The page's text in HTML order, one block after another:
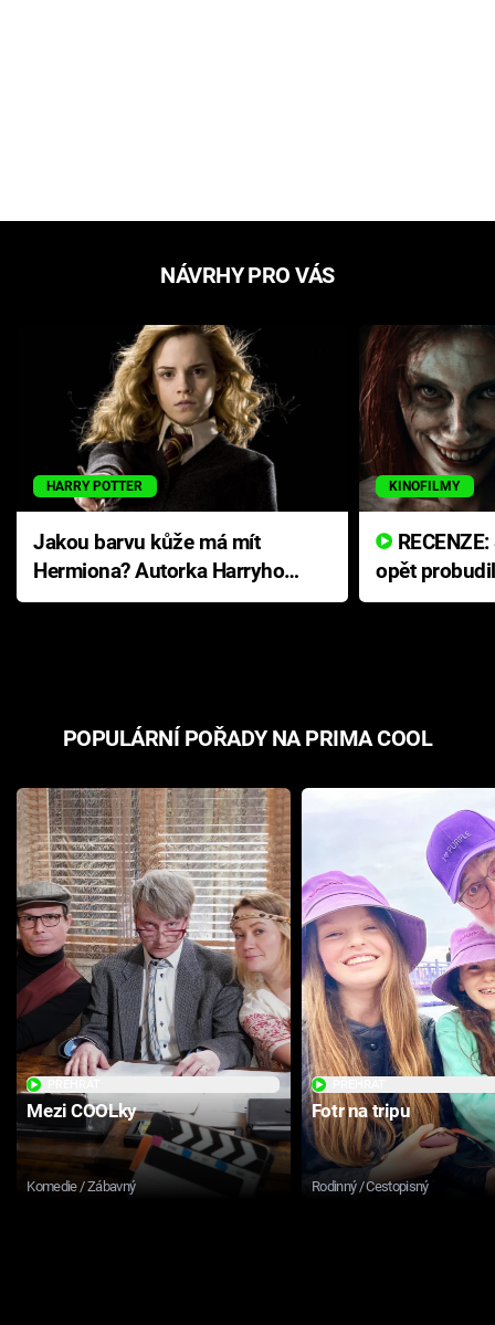
NÁVRHY PRO VÁS
HARRY POTTER
Jakou barvu kůže má mít
Hermiona? Autorka Harryho
Pottera přišla s ráznou
KINOFILMY
opět
přichází s
POPULÁRNÍ POŘADY NA PRIMA COOL
Mezi COOLky
Komedie / Zábavný
Fotr na tripu
Rodinný / Cestopisný